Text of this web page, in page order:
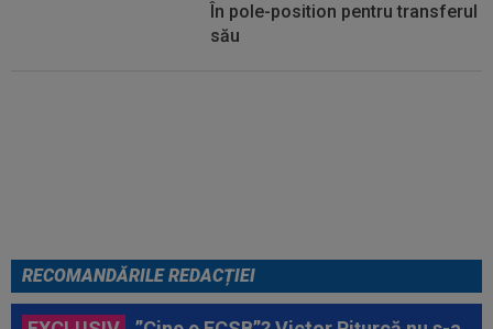
În pole-position pentru transferul
său
RECOMANDĂRILE REDACȚIEI